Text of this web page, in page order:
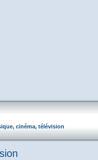
cinéma, télévision